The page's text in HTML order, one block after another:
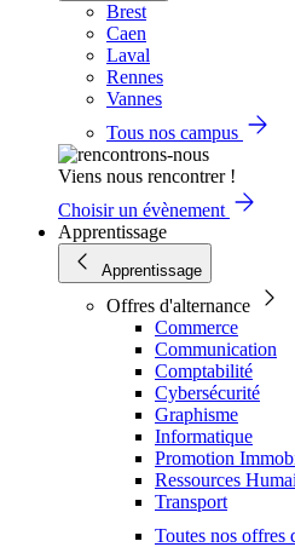
Brest
Caen
Laval
Rennes
Vannes
Tous nos campus
Viens nous rencontrer !
Choisir un évènement
Apprentissage
Apprentissage
Offres d'alternance
Commerce
Communication
Comptabilité
Cybersécurité
Graphisme
Informatique
Promotion
Ressources
Transport
Toutes nos offres